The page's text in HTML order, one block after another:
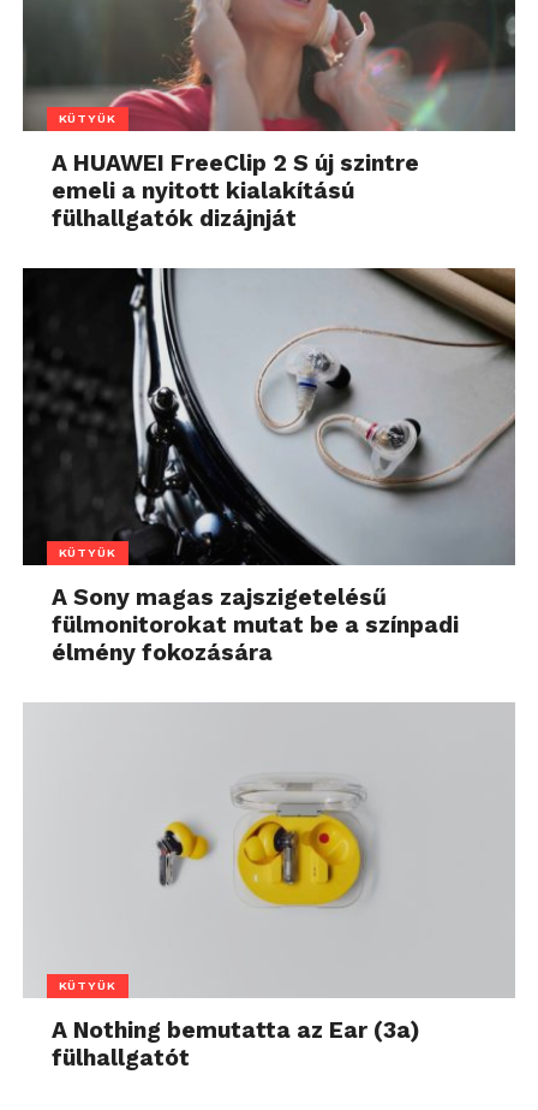
KÜTYÜK
A HUAWEI FreeClip 2 S új szintre
emeli a nyitott kialakítású
fülhallgatók dizájnját
KÜTYÜK
A Sony magas zajszigetelésű
fülmonitorokat mutat be a színpadi
élmény fokozására
KÜTYÜK
A Nothing bemutatta az Ear (3a)
fülhallgatót